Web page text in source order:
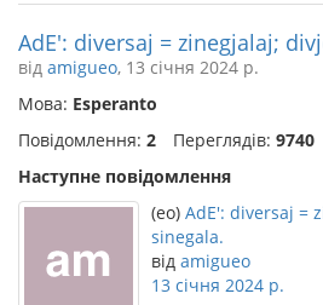
AdE': diversaj = zinegjalaj;
від amigueo, 13 січня 2024 р.
Мова: Esperanto
Повідомлення: 2 Переглядів: 9740
Наступне повідомлення
(eo) AdE': diversaj =
sinegala.
від amigueo
13 січня 2024 р.